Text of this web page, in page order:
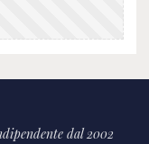
dal 2002